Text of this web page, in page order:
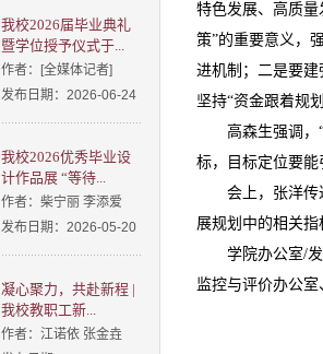
我校2026届毕业典礼
暨学位授予仪式于...
作者：[全媒体记者]
发布日期：2026-06-24
我校2026优秀毕业设
计作品展 “等待...
作者：柴宁丽 李添爱
发布日期：2026-05-20
凝心聚力，共赴新程 |
我校教职工新...
作者：江诺依 张金垚
特色发展、高质量
策”的重要意义，
进机制；二是要
坚持“资金跟着规
高森生强调
标，目标定位要
会上，张洋传
展规划中的相关
学院办公室/
监控与评价办公